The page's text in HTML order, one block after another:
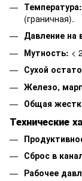
Температура:
(граничная).
Давление на
Мутность: <
Сухой
Железо,
Общая
Технические
Сброс в
Рабочее